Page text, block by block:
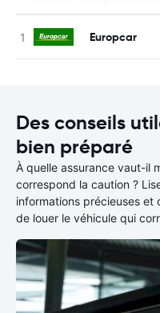
Europcar
Des conseils
bien préparé
À quelle assurance vaut-il
correspond la caution ?
informations précieuses et
de louer le véhicule qui